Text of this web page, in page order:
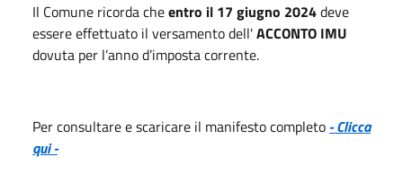
Il Comune ricorda cheentro il 17 giugno 2024deve
essere effettuato il versamento dell'ACCONTO IMU
dovuta per l’anno d’imposta corrente.
Per consultare e scaricare il manifesto completo - Clicca
qui -